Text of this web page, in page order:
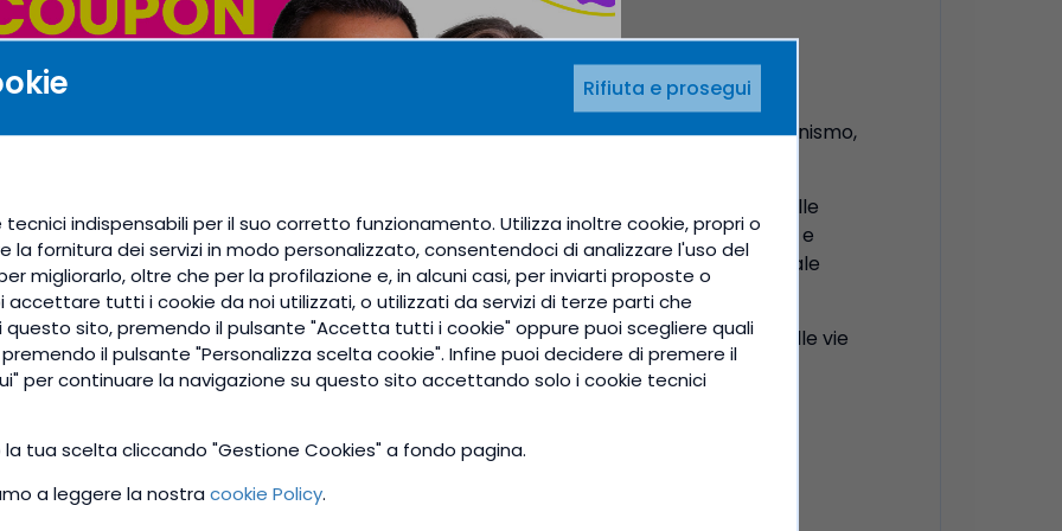
C, ECHINACEA e ACEROLA, indicato per migliorare le difese immunitarie, aiutare e
respiratorie ed azione di sostegno e ricostituente.
( a colazione ed a pranzo ), la nostra vitamina C viene assorbita meglio dall’organismo,
buona parte possa andare dispersa con la pipi.
al mantenimento della normale funzione del sistema immunitario e alla protezione delle
il normale funzionamento del sistema nervoso e contribuisce a ridurre la stanchezza e
l’assorbimento del ferro e favorisce la formazione del collagene per la normale
delle prime vie respiratorie, le naturali difese dell’organismo e la funzionalità delle vie
). I frutti di acerola, ricchi di vitamina C, favoriscono le naturali difese dell’organismo,
e hanno effetto antiossidante.
Salute Italiana.
Rifiuta e prosegui
indispensabili per il suo corretto funzionamento. Utilizza inoltre cookie, propri o
la fornitura dei servizi in modo personalizzato, consentendoci di analizzare l'uso del
migliorarlo, oltre che per la profilazione e, in alcuni casi, per inviarti proposte o
accettare tutti i cookie da noi utilizzati, o utilizzati da servizi di terze parti che
sito, premendo il pulsante "Accetta tutti i cookie" oppure puoi scegliere quali
il pulsante "Personalizza scelta cookie". Infine puoi decidere di premere il
per continuare la navigazione su questo sito accettando solo i cookie tecnici
tua scelta cliccando "Gestione Cookies" a fondo pagina.
a leggere la nostracookie Policy.